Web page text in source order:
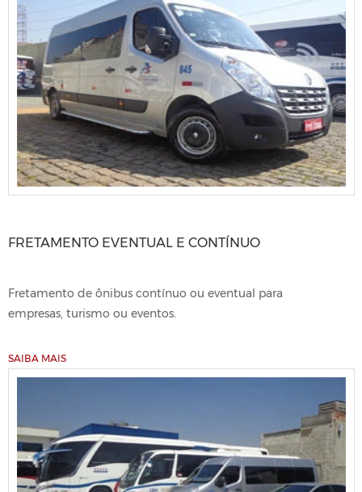
FRETAMENTO EVENTUAL E CONTÍNUO
Fretamento de ônibus contínuo ou eventual para
empresas, turismo ou eventos.
SAIBA MAIS